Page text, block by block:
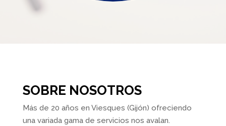
SOBRE NOSOTROS
Más de 20 años en Viesques (Gijón) ofreciendo
una variada gama de servicios nos avalan.